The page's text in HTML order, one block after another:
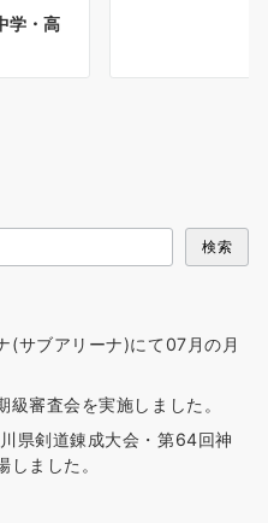
・高
検索
サブアリーナ)にて07月の月
審査会を実施しました。
剣道錬成大会・第64回神
ました。